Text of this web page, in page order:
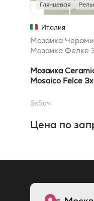
Глянцевая
Италия
Мозаика
Мозаико Фелке
Мозаика
Mosaico Felce
5x5см
Цена по